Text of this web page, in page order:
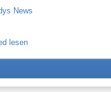
News
lesen